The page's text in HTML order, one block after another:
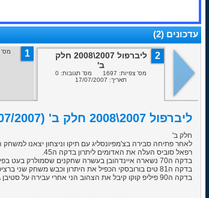
עדכונים (2)
2
ליברפול 2007\2008 חלק
ב'
מס' צפיות: 1697 מס' תגובות: 0
תאריך: 17/07/2007
1
מס'
ליברפול 2007\2008 חלק ב' (17/07/2007)
חלק ב'
לאחר פתיחה סבירה בצ'מפיונסליג עם תיקו וניצחון יצאנו למשחק
רפאל סוביס העלה את האדומים ליתרון בדקה ה45.
בדקה ה70 נשארה איינדהובן בעשרה שחקנים שסמולרק בעט בפיטר קראוץ וקיבל אדום ישיר.
בדקה ה81 טים בורובסקי הכפיל את היתרון וכבש משחק שני ברציפות. 2-0 לליברפול.
בדקה ה90 פיליפ קוקו קיבל את הצהוב הני אחרי עבירה על סטיבן ג'רארד וראה אדום. איינדהובן בתשעה שחקנים. 2-0 בסיום ניצחון קליל לאדומים.